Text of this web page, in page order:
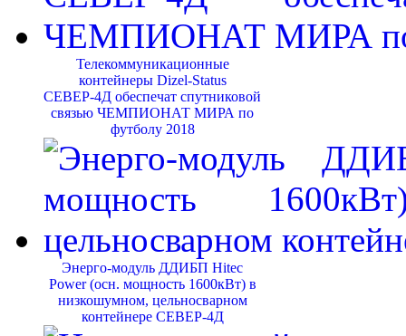
Телекоммуникационные
контейнеры Dizel-Status
СЕВЕР-4Д обеспечат спутниковой
связью ЧЕМПИОНАТ МИРА по
футболу 2018
Энерго-модуль ДДИБП Hitec
Power (осн. мощность 1600кВт) в
низкошумном, цельносварном
контейнере СЕВЕР-4Д